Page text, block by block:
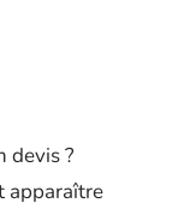
devis ?
apparaître